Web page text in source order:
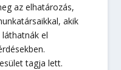
az elhatározás,
akik
el
tagja lett.